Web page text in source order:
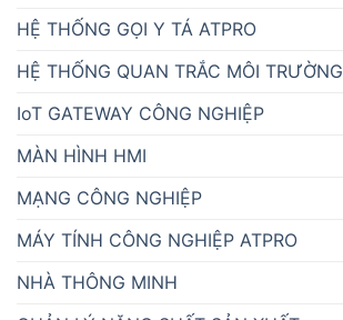
HỆ THỐNG GỌI Y TÁ ATPRO
HỆ THỐNG QUAN TRẮC MÔI TRƯỜNG
IoT GATEWAY CÔNG NGHIỆP
MÀN HÌNH HMI
MẠNG CÔNG NGHIỆP
MÁY TÍNH CÔNG NGHIỆP ATPRO
NHÀ THÔNG MINH